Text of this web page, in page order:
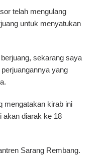
telah mengulang
untuk menyatukan
sekarang saya
yang
mengatakan kirab ini
akan diarak ke 18
Sarang Rembang.